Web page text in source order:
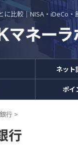
に比較｜NISA・iDeCo
ネット
ポイ
行 >
行